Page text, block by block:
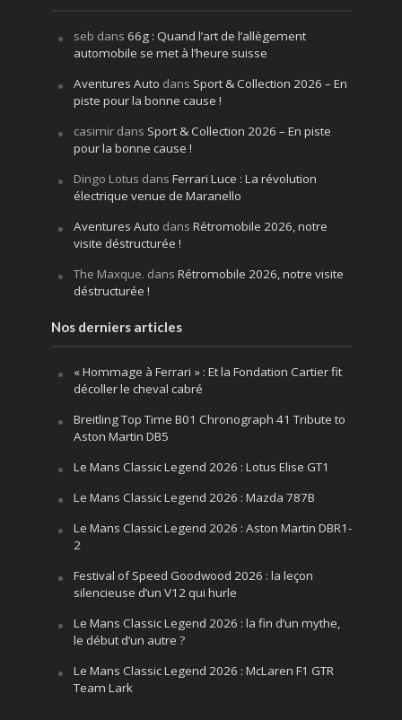
seb dans 66g : Quand l’art de l’allègement
automobile se met à l’heure suisse
Aventures Auto dans Sport & Collection 2026 – En
piste pour la bonne cause !
casimirdans Sport & Collection 2026 – En piste
pour la bonne cause !
Dingo Lotus dans Ferrari Luce : La révolution
électrique venue de Maranello
Aventures Auto dans Rétromobile 2026, notre
visite déstructurée !
The Maxque. dans Rétromobile 2026, notre visite
déstructurée !
Nos derniers articles
« Hommage à Ferrari » : Et la Fondation Cartier fit
décoller le cheval cabré
Breitling Top Time B01 Chronograph 41 Tribute to
Aston Martin DB5
Le Mans Classic Legend 2026 : Lotus Elise GT1
Le Mans Classic Legend 2026 : Mazda 787B
Le Mans Classic Legend 2026 : Aston Martin DBR1-
2
Festival of Speed Goodwood 2026 : la leçon
silencieuse d’un V12 qui hurle
Le Mans Classic Legend 2026 : la fin d’un mythe,
le début d’un autre ?
Le Mans Classic Legend 2026 : McLaren F1 GTR
Team Lark